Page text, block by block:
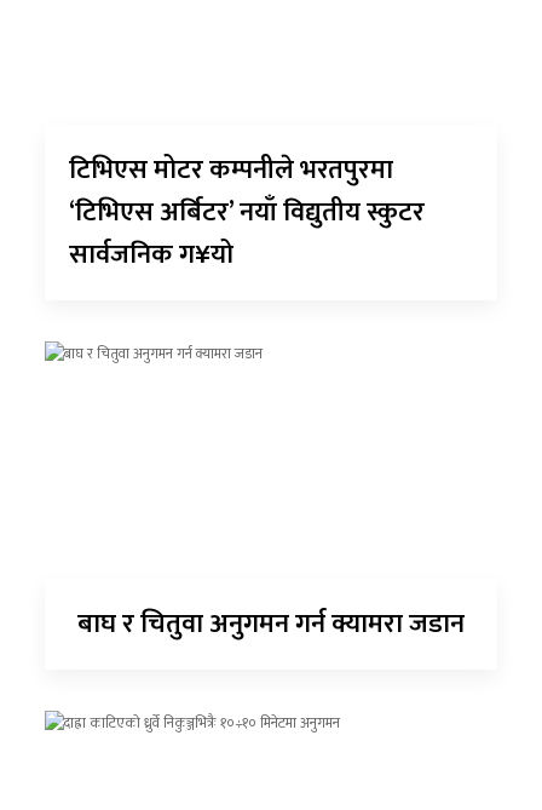
टिभिएस मोटर कम्पनीले भरतपुरमा
‘टिभिएस अर्बिटर’ नयाँ विद्युतीय स्कुटर
सार्वजनिक ग¥यो
बाघ र चितुवा अनुगमन गर्न क्यामरा जडान